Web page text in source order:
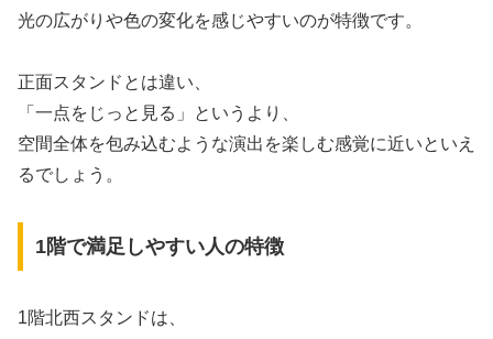
光の広がりや色の変化を感じやすいのが特徴です。
正面スタンドとは違い、
「一点をじっと見る」というより、
空間全体を包み込むような演出を楽しむ感覚に近いといえ
るでしょう。
1階で満足しやすい人の特徴
1階北西スタンドは、